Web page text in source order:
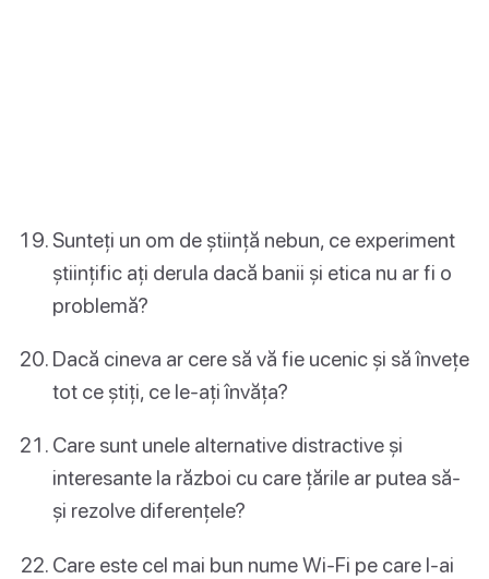
Sunteți un om de știință nebun, ce experiment
științific ați derula dacă banii și etica nu ar fi o
problemă?
Dacă cineva ar cere să vă fie ucenic și să învețe
tot ce știți, ce le-ați învăța?
Care sunt unele alternative distractive și
interesante la război cu care țările ar putea să-
și rezolve diferențele?
Care este cel mai bun nume Wi-Fi pe care l-ai